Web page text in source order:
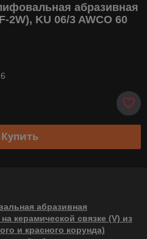
абразивная
KU 06/3 AWCO 60
Купить
абразивная
керамической связке (V) из
и красного корунда)